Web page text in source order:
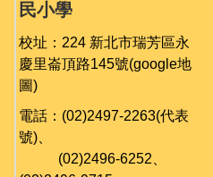
下載專區
相關連結
民小學
校址：224 新北市瑞芳區永
慶里崙頂路145號(google地
圖)
電話：(02)2497-2263(代表
號)、
(02)2496-6252、